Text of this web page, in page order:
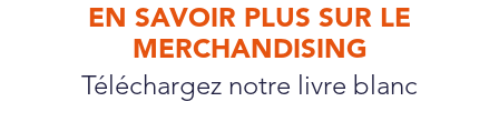
EN SAVOIR PLUS SUR LE
MERCHANDISING
Téléchargez notre livre blanc